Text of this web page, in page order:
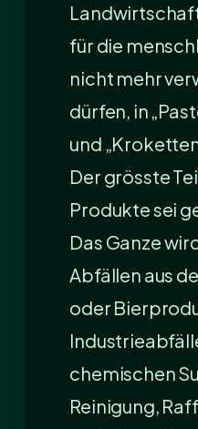
für die
nicht mehr
dürfen, in
und
Der grösste
Produkte sei
Das Ganze
Abfällen aus
oder
chemischen
Reinigung,